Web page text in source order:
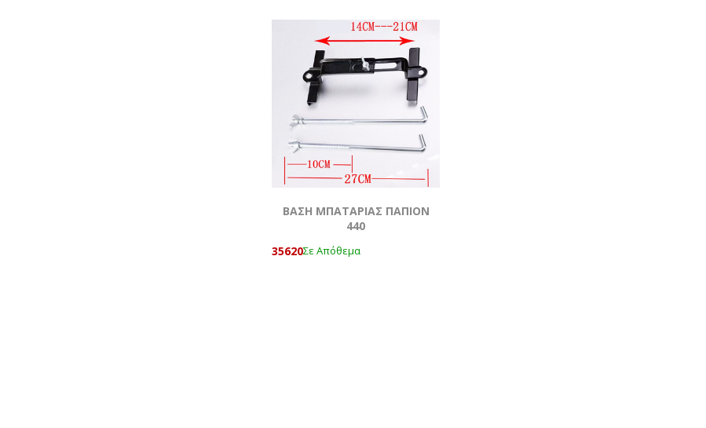
ΒΑΣΗ ΜΠΑΤΑΡΙΑΣ ΠΑΠΙΟΝ
440
35620Σε Απόθεμα